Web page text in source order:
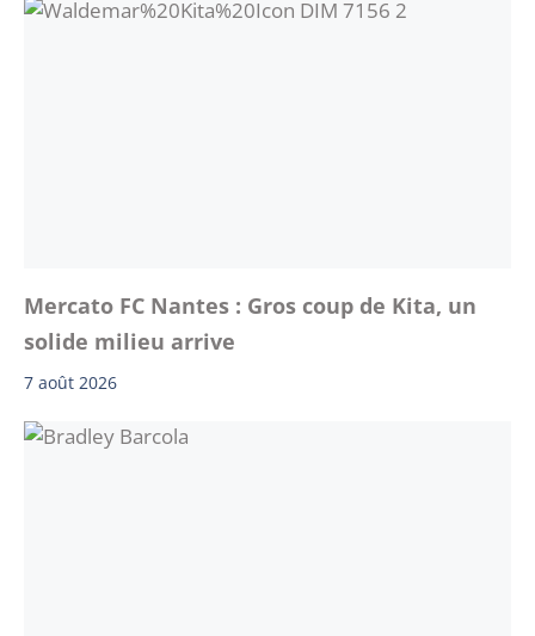
Mercato FC Nantes : Gros coup de Kita, un
solide milieu arrive
7 août 2026